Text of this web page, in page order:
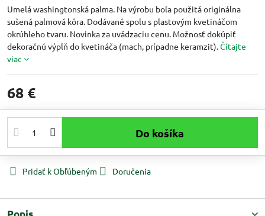
Umelá washingtonská palma. Na výrobu bola použitá originálna
sušená palmová kôra. Dodávané spolu s plastovým kvetináčom
okrúhleho tvaru. Novinka za uvádzaciu cenu. Možnosť dokúpiť
dekoračnú výplň do kvetináča (mach, prípadne keramzit).Čítajte
viac
68 €
Do košíka
Pridať k Obľúbeným Doručenia